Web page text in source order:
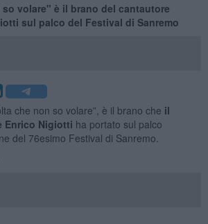
volare" è il brano del cantautore
sul palco del Festival di Sanremo
che non so volare”, è il brano che il
Enrico Nigiotti ha portato sul palco
del 76esimo Festival di Sanremo.